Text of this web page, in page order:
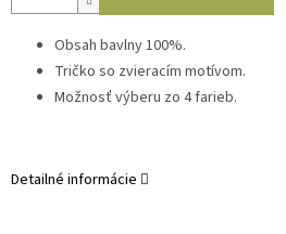
Obsah bavlny 100%.
Tričko so zvieracím motívom.
Možnosť výberu zo 4 farieb.
Detailné informácie